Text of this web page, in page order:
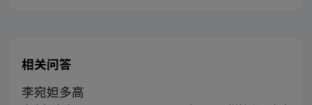
相关问答
李宛妲多高